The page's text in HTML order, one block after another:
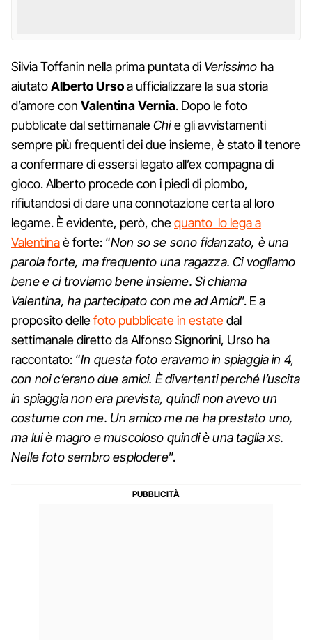
Silvia Toffanin nella prima puntata di Verissimo ha
aiutatoAlberto Ursoa ufficializzare la sua storia
d’amore con Valentina Vernia. Dopo le foto
pubblicate dal settimanaleChie gli avvistamenti
sempre più frequenti dei due insieme, è stato il tenore
a confermare di essersi legato all’ex compagna di
gioco. Alberto procede con i piedi di piombo,
rifiutandosi di dare una connotazione certa al loro
legame. È evidente, però, chequanto lo lega a
Valentinaè forte: “Non so se sono fidanzato, è una
parola forte, ma frequento una ragazza. Ci vogliamo
bene e ci troviamo bene insieme. Si chiama
Valentina, ha partecipato con me ad Amici”. E a
proposito dellefoto pubblicate in estatedal
settimanale diretto da Alfonso Signorini, Urso ha
raccontato: “In questa foto eravamo in spiaggia in 4,
con noi c’erano due amici. È divertenti perché l’uscita
in spiaggia non era prevista, quindi non avevo un
costume con me. Un amico me ne ha prestato uno,
ma lui è magro e muscoloso quindi è una taglia xs.
Nelle foto sembro esplodere”.